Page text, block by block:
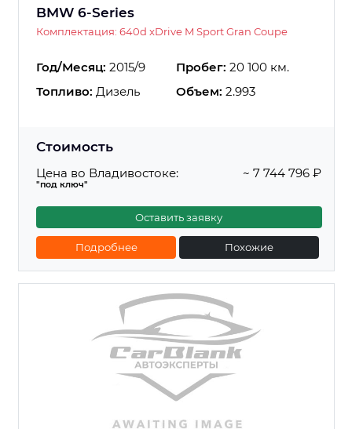
BMW 6-Series
Комплектация: 640d xDrive M Sport Gran Coupe
Год/Месяц: 2015/9 Пробег: 20 100 км.
Топливо: Дизель Объем: 2.993
Стоимость
Цена во Владивостоке:
"под ключ"
~ 7 744 796 ₽
Оставить заявку
Подробнее Похожие